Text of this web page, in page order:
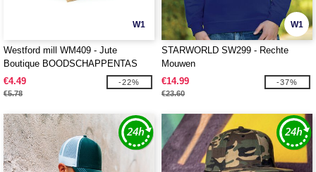
W1
Westford mill WM409 - Jute
Boutique BOODSCHAPPENTAS
€4.49
€5.78
-22%
W1
STARWORLD SW299 - Rechte
Mouwen
€14.99
€23.60
-37%